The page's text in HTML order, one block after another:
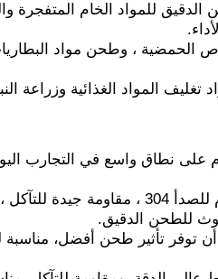
للمواد الخام المتفجرة
الحمضية ، وطحن مواد
المواد الغذائية وزراعة
على نطاق واسع في التجارب
أوعية طاحونة كروية من الفولاذ المقاوم للصدأ: مصنوعة من الفولاذ
للطحن الدقيق.
أن توفر تأثير طحن أفضل، مناسبة